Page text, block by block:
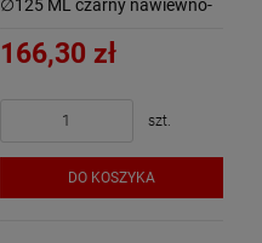
∅125 ML czarny nawiewno-
166,30 zł
szt.
DO KOSZYKA